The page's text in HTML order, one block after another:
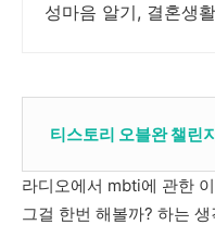
성마음 알기, 결혼생
티스토리 오블완 챌린
라디오에서 mbti에 관한
그걸 한번 해볼까? 하는